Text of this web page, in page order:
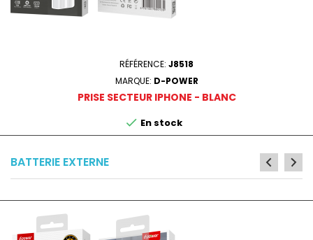
RÉFÉRENCE: J8518
MARQUE: D-POWER
PRISE SECTEUR IPHONE - BLANC
 En stock
BATTERIE EXTERNE